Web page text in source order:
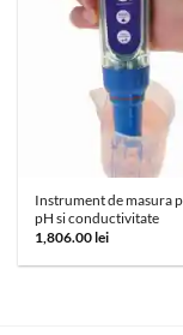
Instrument de masura
pH si conductivitate
1,806.00lei